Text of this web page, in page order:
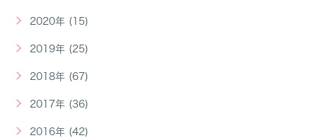
2020年 (15)
2019年 (25)
2018年 (67)
2017年 (36)
2016年 (42)